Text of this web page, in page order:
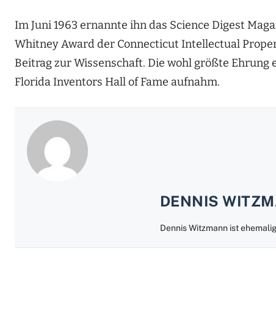
Im Juni 1963 ernannte ihn das Science Digest
Whitney Award der Connecticut Intellectual
Beitrag zur Wissenschaft. Die wohl größte Ehrung
Florida Inventors Hall of Fame aufnahm.
DENNIS
Dennis Witzmann ist